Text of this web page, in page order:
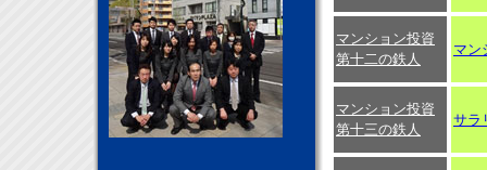
マンション投資
第十二の鉄人
マン
マンション投資
第十三の鉄人
サラ